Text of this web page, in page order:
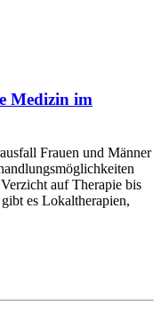
Medizin im
Frauen und Männer
auf Therapie bis
es Lokaltherapien,